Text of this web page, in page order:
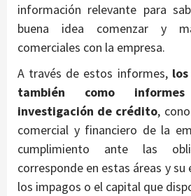
información relevante para
buena idea comenzar y
comerciales con la empresa.
A través de estos informes,
también como
investigación de crédito,
comercial y financiero de la
cumplimiento ante las
corresponde en estas áreas y
los impagos o el capital que